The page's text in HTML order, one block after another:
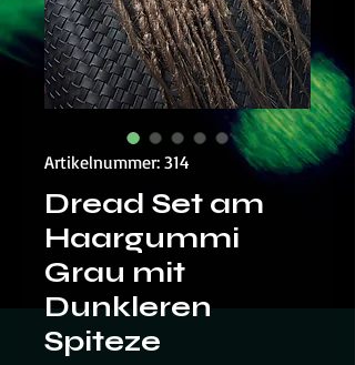
Artikelnummer: 314
Dread Set am
Haargummi
Grau mit
Dunkleren
Spiteze